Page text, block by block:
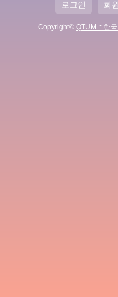
로그인 회
Copyright© QTUM :: 한